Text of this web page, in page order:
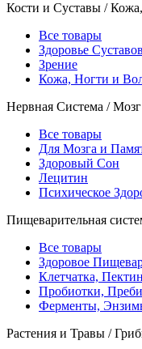
Кости и Суставы /
Все товары
Здоровье
Зрение
Кожа, Ногти и
Нервная Система /
Все товары
Для Мозга и
Здоровый Сон
Лецитин
Психическое
Пищеварительная
Все товары
Здоровое
Клетчатка,
Пробиотки,
Ферменты,
Растения и Травы /